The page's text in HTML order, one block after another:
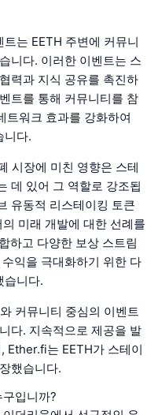
는 EETH 주변에 커뮤니
니다. 이러한 이벤트는 스
력과 지식 공유를 촉진하
트를 통해 커뮤니티를 참
트워크 효과를 강화하여
니다.
시장에 미친 영향은 스테
데 있어 그 역할로 강조됩
유동적 리스테이킹 토큰
미래 개발에 대한 선례를
하고 다양한 보상 스트림
익을 극대화하기 위한 다
습니다.
커뮤니티 중심의 이벤트
다. 지속적으로 제공을 발
Ether.fi는 EETH가 스테이
했습니다.
입니까?